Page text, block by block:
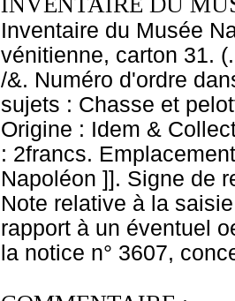
Inventaire du Musée
vénitienne, carton 31.
/&. Numéro d'ordre
sujets : Chasse et
Origine : Idem &
: 2francs.
Napoléon ]]. Signe de
Note relative à la
rapport à un éventuel
la notice n° 3607,